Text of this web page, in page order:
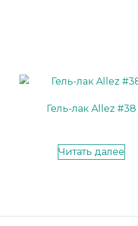
Гель-лак Allez #38
Читать далее